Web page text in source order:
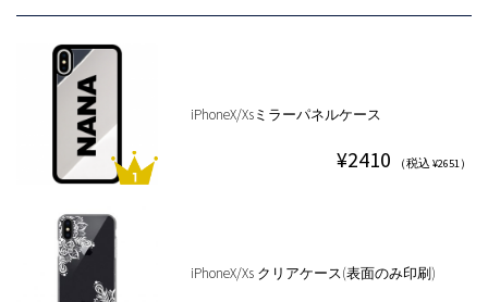
iPhoneX/Xsミラーパネルケース
¥2410 （税込 ¥2651）
iPhoneX/Xs クリアケース(表面のみ印刷)